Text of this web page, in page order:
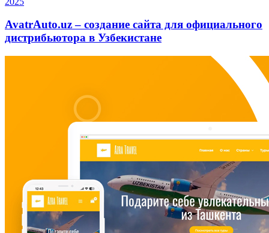
AvatrAuto.uz – создание сайта для официального
дистрибьютора в Узбекистане